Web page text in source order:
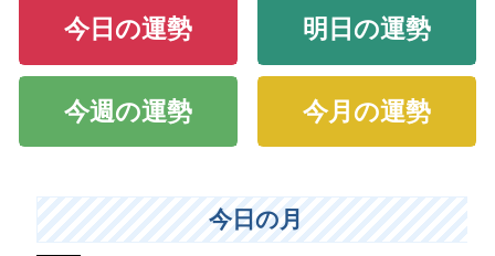
今日の運勢 明日の運勢
今週の運勢 今月の運勢
今日の月